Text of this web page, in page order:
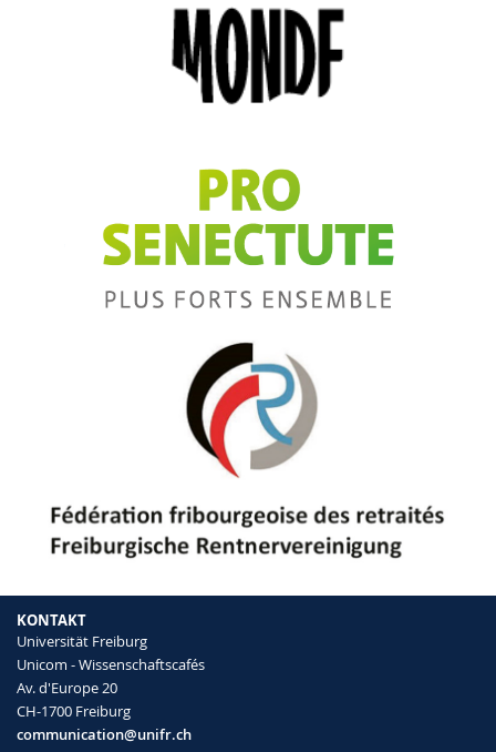
KONTAKT
Universität Freiburg
Unicom - Wissenschaftscafés
Av. d'Europe 20
CH-1700 Freiburg
communication@unifr.ch